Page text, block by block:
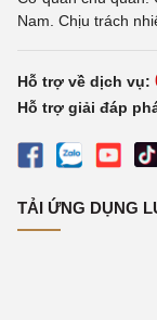
Nam. Chịu trách
Hỗ trợ về dịch vụ:
Hỗ trợ giải đáp
TẢI ỨNG DỤNG